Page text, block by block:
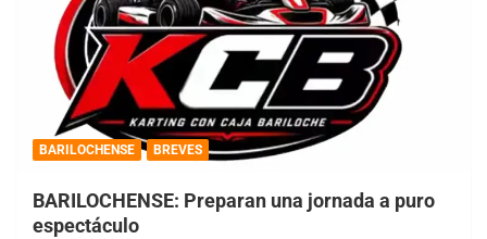
BARILOCHENSE BREVES
BARILOCHENSE: Preparan una jornada a puro
espectáculo